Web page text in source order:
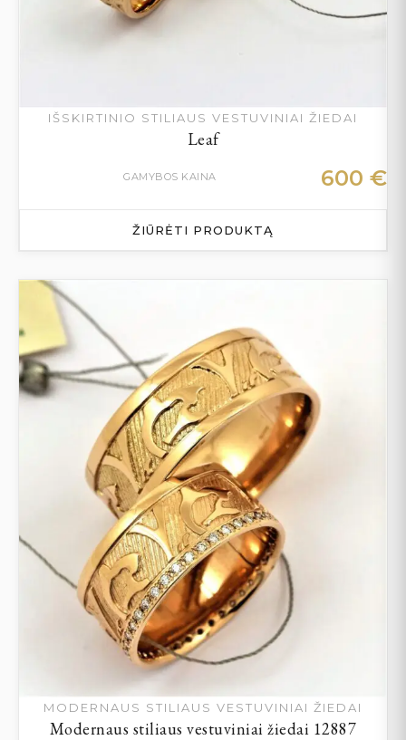
IŠSKIRTINIO STILIAUS VESTUVINIAI ŽIEDAI
Leaf
GAMYBOS KAINA 600 €
ŽIŪRĖTI PRODUKTĄ
MODERNAUS STILIAUS VESTUVINIAI ŽIEDAI
Modernaus stiliaus vestuviniai žiedai 12887